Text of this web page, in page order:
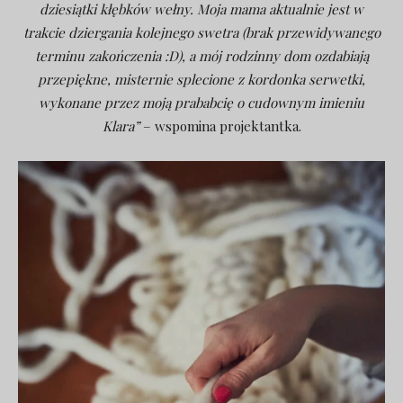
dziesiątki kłębków wełny. Moja mama aktualnie jest w
trakcie dziergania kolejnego swetra (brak przewidywanego
terminu zakończenia :D), a mój rodzinny dom ozdabiają
przepiękne, misternie splecione z kordonka serwetki,
wykonane przez moją prababcię o cudownym imieniu
Klara”– wspomina projektantka.